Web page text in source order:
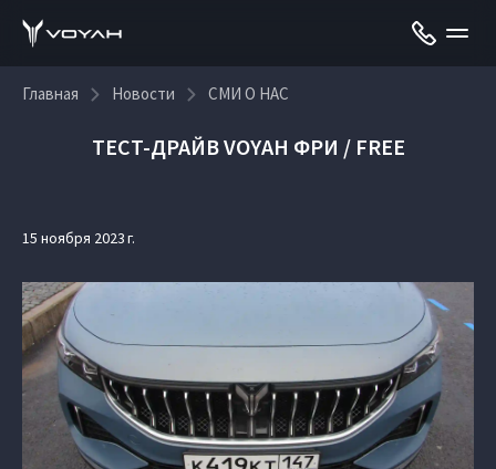
Главная Новости СМИ О НАС
ТЕСТ-ДРАЙВ VOYAH ФРИ / FREE
15 ноября 2023 г.